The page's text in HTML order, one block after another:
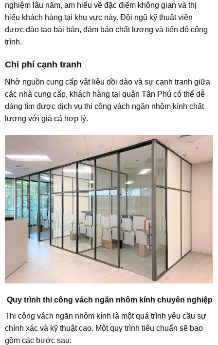
nghiệm lâu năm, am hiểu về đặc điểm không gian và thị
hiếu khách hàng tại khu vực này. Đội ngũ kỹ thuật viên
được đào tạo bài bản, đảm bảo chất lượng và tiến độ công
trình.
Chi phí cạnh tranh
Nhờ nguồn cung cấp vật liệu dồi dào và sự cạnh tranh giữa
các nhà cung cấp, khách hàng tại quận Tân Phú có thể dễ
dàng tìm được dịch vụ thi công vách ngăn nhôm kính chất
lượng với giá cả hợp lý.
Quy trình thi công vách ngăn nhôm kính chuyên nghiệp
Thi công vách ngăn nhôm kính là một quá trình yêu cầu sự
chính xác và kỹ thuật cao. Một quy trình tiêu chuẩn sẽ bao
gồm các bước sau: